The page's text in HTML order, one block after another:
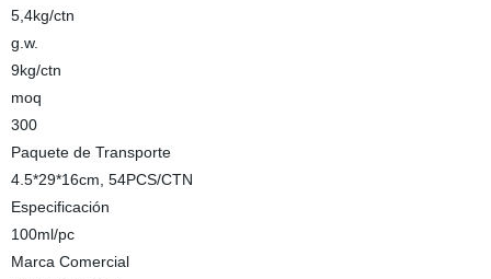
5,4kg/ctn
g.w.
9kg/ctn
moq
300
Paquete de Transporte
4.5*29*16cm, 54PCS/CTN
Especificación
100ml/pc
Marca Comercial